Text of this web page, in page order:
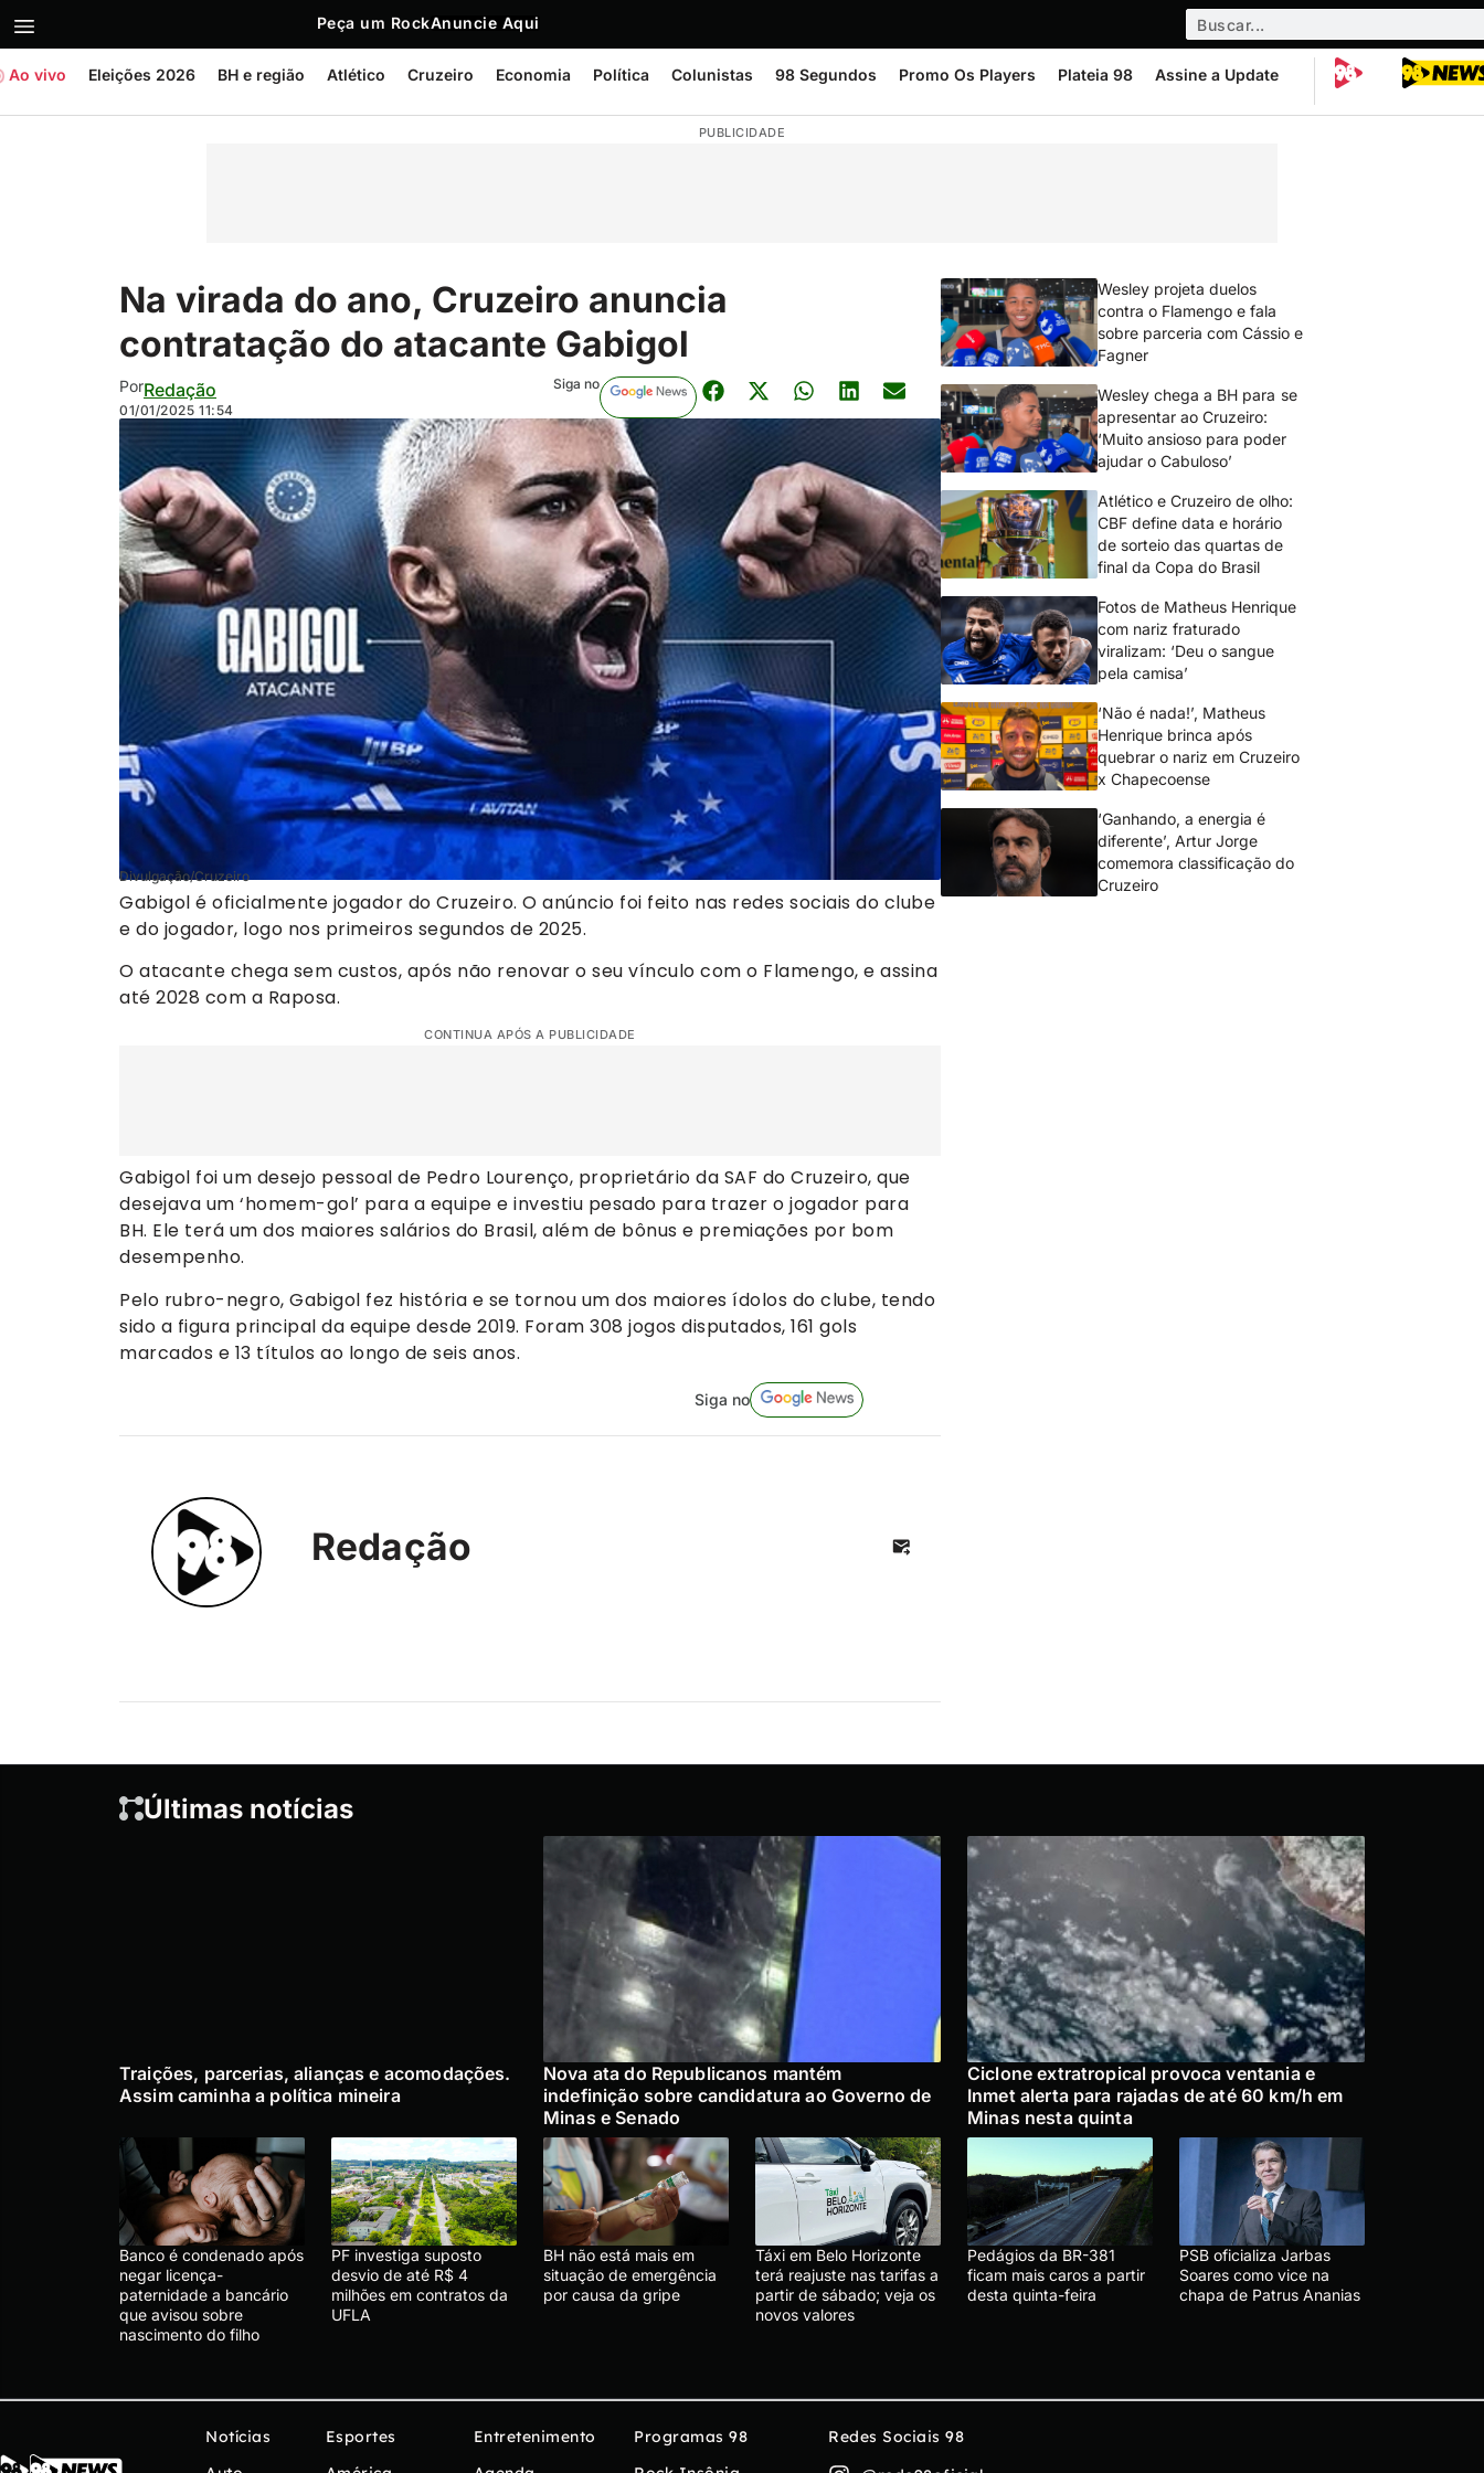
Peça um RockAnuncie Aqui
Ao vivo Eleições 2026 BH e região Atlético Cruzeiro Economia Política Colunistas 98 Segundos Promo Os Players Plateia 98 Assine a Update
PUBLICIDADE
Na virada do ano, Cruzeiro anuncia
contratação do atacante Gabigol
PorRedação
01/01/2025 11:54
Siga no
Divulgação/Cruzeiro
Gabigol é oficialmente jogador do Cruzeiro. O anúncio foi feito nas redes sociais do clube
e do jogador, logo nos primeiros segundos de 2025.
O atacante chega sem custos, após não renovar o seu vínculo com o Flamengo, e assina
até 2028 com a Raposa.
CONTINUA APÓS A PUBLICIDADE
Gabigol foi um desejo pessoal de Pedro Lourenço, proprietário da SAF do Cruzeiro, que
desejava um ‘homem-gol’ para a equipe e investiu pesado para trazer o jogador para
BH. Ele terá um dos maiores salários do Brasil, além de bônus e premiações por bom
desempenho.
Pelo rubro-negro, Gabigol fez história e se tornou um dos maiores ídolos do clube, tendo
sido a figura principal da equipe desde 2019. Foram 308 jogos disputados, 161 gols
marcados e 13 títulos ao longo de seis anos.
Siga no
Redação
Wesley projeta duelos
contra o Flamengo e fala
sobre parceria com Cássio e
Fagner
Wesley chega a BH para se
apresentar ao Cruzeiro:
‘Muito ansioso para poder
ajudar o Cabuloso’
Atlético e Cruzeiro de olho:
CBF define data e horário
de sorteio das quartas de
final da Copa do Brasil
Fotos de Matheus Henrique
com nariz fraturado
viralizam: ‘Deu o sangue
pela camisa’
‘Não é nada!’, Matheus
Henrique brinca após
quebrar o nariz em Cruzeiro
x Chapecoense
‘Ganhando, a energia é
diferente’, Artur Jorge
comemora classificação do
Cruzeiro
Últimas notícias
Traições, parcerias, alianças e acomodações.
Assim caminha a política mineira
Nova ata do Republicanos mantém
indefinição sobre candidatura ao Governo de
Minas e Senado
Ciclone extratropical provoca ventania e
Inmet alerta para rajadas de até 60 km/h em
Minas nesta quinta
Banco é condenado após
negar licença-
paternidade a bancário
que avisou sobre
nascimento do filho
PF investiga suposto
desvio de até R$ 4
milhões em contratos da
UFLA
BH não está mais em
situação de emergência
por causa da gripe
Táxi em Belo Horizonte
terá reajuste nas tarifas a
partir de sábado; veja os
novos valores
Pedágios da BR-381
ficam mais caros a partir
desta quinta-feira
PSB oficializa Jarbas
Soares como vice na
chapa de Patrus Ananias
Notícias
Esportes
Entretenimento
Programas 98
Redes Sociais 98